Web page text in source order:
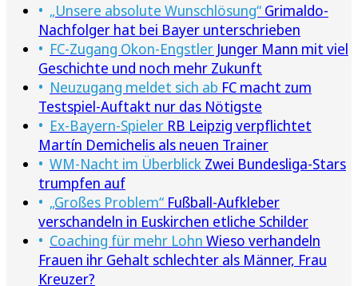
„Unsere absolute Wunschlösung“ Grimaldo-
Nachfolger hat bei Bayer unterschrieben
FC-Zugang Okon-Engstler Junger Mann mit viel
Geschichte und noch mehr Zukunft
Neuzugang meldet sich ab FC macht zum
Testspiel-Auftakt nur das Nötigste
Ex-Bayern-Spieler RB Leipzig verpflichtet
Martín Demichelis als neuen Trainer
WM-Nacht im Überblick Zwei Bundesliga-Stars
trumpfen auf
„Großes Problem“ Fußball-Aufkleber
verschandeln in Euskirchen etliche Schilder
Coaching für mehr Lohn Wieso verhandeln
Frauen ihr Gehalt schlechter als Männer, Frau
Kreuzer?